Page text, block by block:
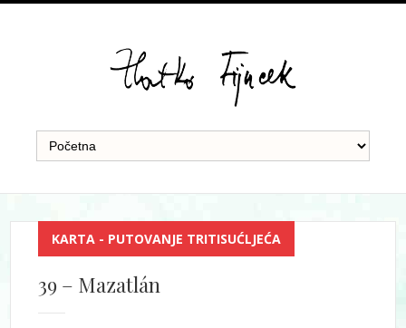
KARTA - PUTOVANJE TRITISUĆLJEĆA
39 – Mazatlán